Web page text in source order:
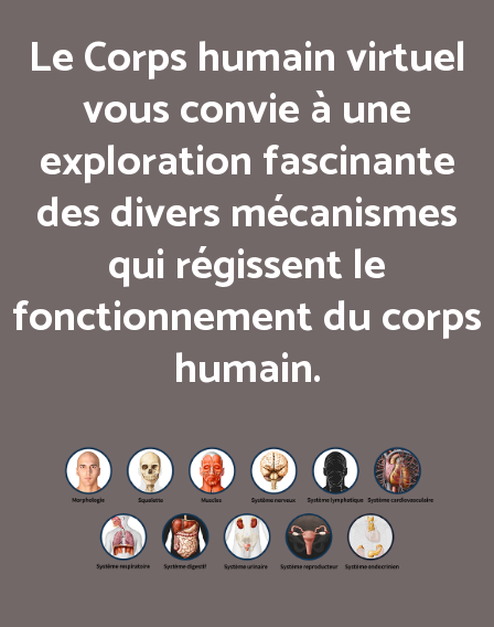
Le Corps humain virtuel
vous convie à une
exploration fascinante
des divers mécanismes
qui régissent le
fonctionnement du corps
humain.